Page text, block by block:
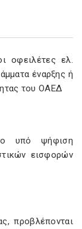
οφειλέτες ελ.
έναρξης ή
του ΟΑΕΔ
υπό ψήφιση
εισφορών
προβλέπονται